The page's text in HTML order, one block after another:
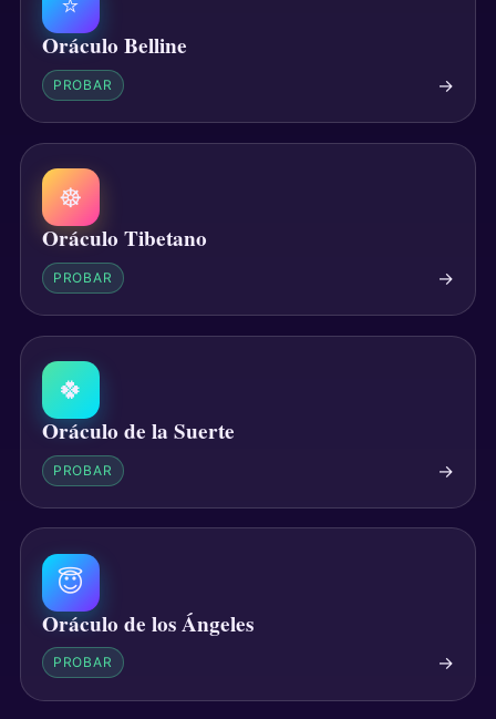
Oráculo Belline
PROBAR →
☸
Oráculo Tibetano
PROBAR →
🍀
Oráculo de la Suerte
PROBAR →
😇
Oráculo de los Ángeles
PROBAR →